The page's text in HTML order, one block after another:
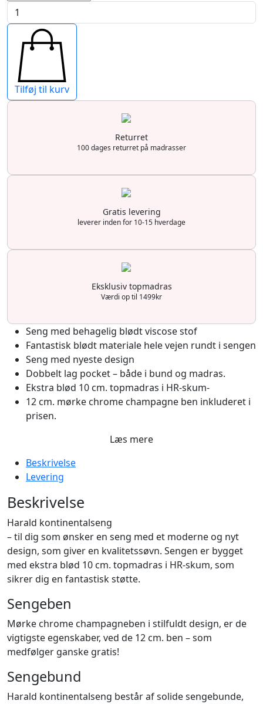
Harald
kontinentalseng
Tilføj til kurv
Returret
100 dages returret på madrasser
Gratis levering
leverer inden for 10-15 hverdage
Eksklusiv topmadras
Værdi op til 1499kr
Seng med behagelig blødt viscose stof
Fantastisk blødt materiale hele vejen rundt i sengen
Seng med nyeste design
Dobbelt lag pocket – både i bund og madras.
Ekstra blød 10 cm. topmadras i HR-skum-
12 cm. mørke chrome champagne ben inkluderet i
prisen.
Læs mere
Beskrivelse
Levering
Beskrivelse
Harald kontinentalseng
– til dig som ønsker en seng med et moderne og nyt
design, som giver en kvalitetssøvn. Sengen er bygget
med ekstra blød 10 cm. topmadras i HR-skum, som
sikrer dig en fantastisk støtte.
Sengeben
Mørke chrome champagneben i stilfuldt design, er de
vigtigste egenskaber, ved de 12 cm. ben – som
medfølger ganske gratis!
Sengebund
Harald kontinentalseng består af solide sengebunde,